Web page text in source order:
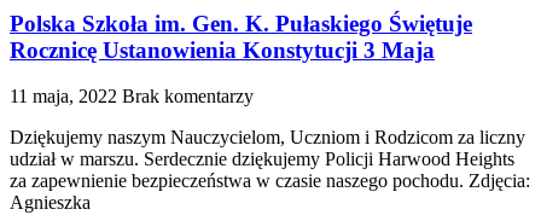
Polska Szkoła im. Gen. K. Pułaskiego Świętuje
Rocznicę Ustanowienia Konstytucji 3 Maja
11 maja, 2022 Brak komentarzy
Dziękujemy naszym Nauczycielom, Uczniom i Rodzicom za liczny
udział w marszu. Serdecznie dziękujemy Policji Harwood Heights
za zapewnienie bezpieczeństwa w czasie naszego pochodu. Zdjęcia:
Agnieszka